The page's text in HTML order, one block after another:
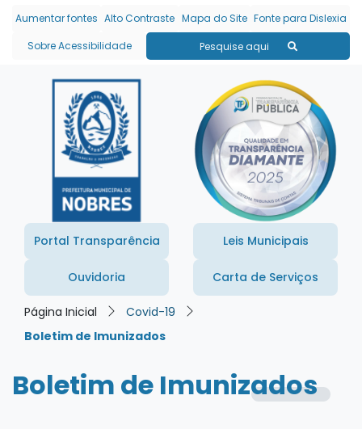
Seção de atalhos e
Ir para o conteúdo [alt+1]
Ir para o menu [alt+2]
Ir para a busca [alt+3]
Ir para o rodapé [alt+4]
Aumentar fontes Alto Contraste Mapa do Site Fonte para Dislexia
Sobre Acessibilidade
Pesquise aqui
Portal Transparência Leis Municipais
Ouvidoria Carta de Serviços
Página Inicial
Covid-19
Boletim de Imunizados
Boletim de Imunizados